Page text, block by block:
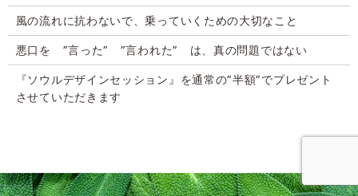
風の流れに抗わないで、乗っていくための大切なこと
悪口を ”言った” ”言われた” は、真の問題ではない
『ソウルデザインセッション』を通常の”半額”でプレゼント
させていただきます